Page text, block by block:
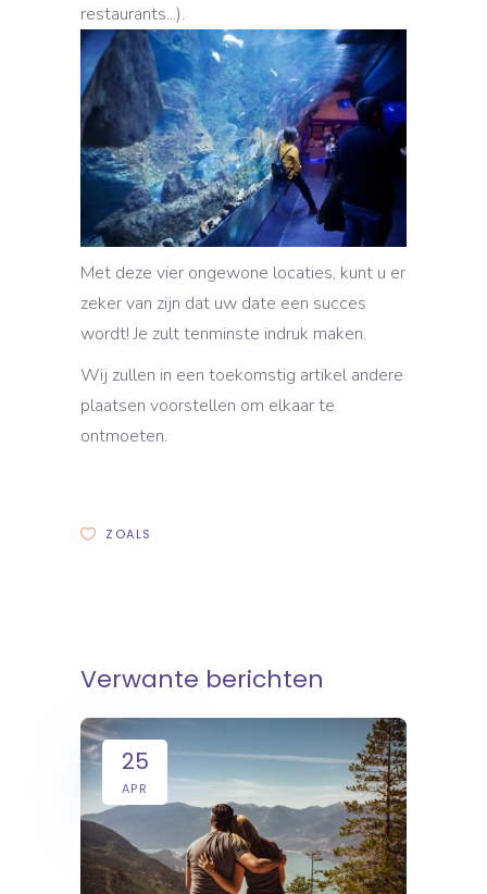
restaurants...).
Met deze vier ongewone locaties, kunt u er
zeker van zijn dat uw date een succes
wordt! Je zult tenminste indruk maken.
Wij zullen in een toekomstig artikel andere
plaatsen voorstellen om elkaar te
ontmoeten.
ZOALS
Verwante berichten
25
APR